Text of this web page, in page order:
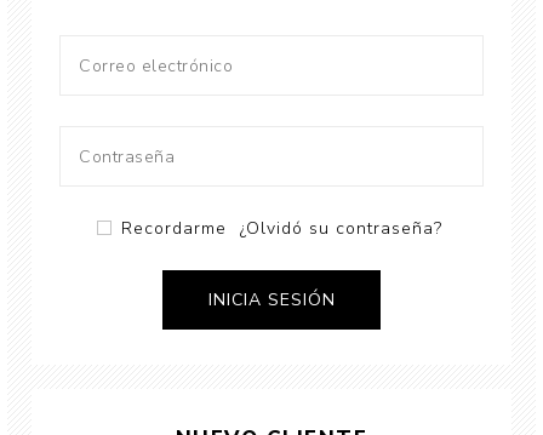
Recordarme ¿Olvidó su contraseña?